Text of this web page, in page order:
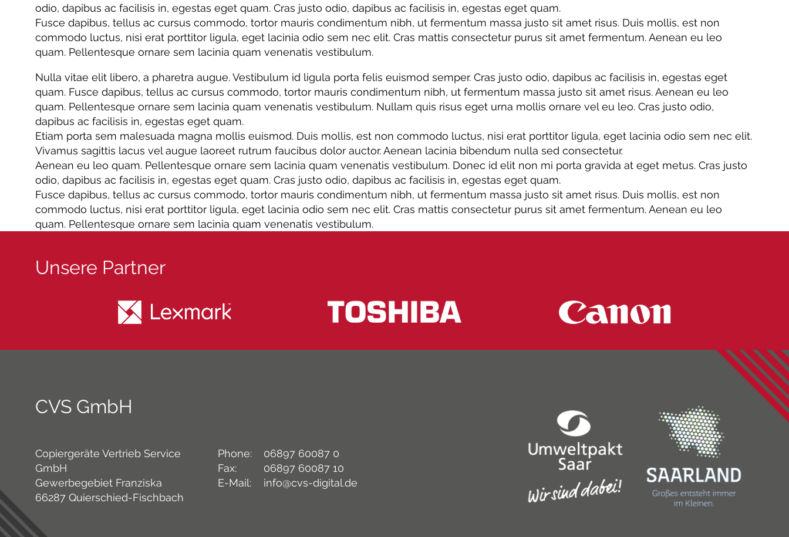
odio, dapibus ac facilisis in, egestas eget quam. Cras justo odio, dapibus ac facilisis in, egestas eget quam.
Fusce dapibus, tellus ac cursus commodo, tortor mauris condimentum nibh, ut fermentum massa justo sit amet risus. Duis mollis, est non
commodo luctus, nisi erat porttitor ligula, eget lacinia odio sem nec elit. Cras mattis consectetur purus sit amet fermentum. Aenean eu leo
quam. Pellentesque ornare sem lacinia quam venenatis vestibulum.
Nulla vitae elit libero, a pharetra augue. Vestibulum id ligula porta felis euismod semper. Cras justo odio, dapibus ac facilisis in, egestas eget
quam. Fusce dapibus, tellus ac cursus commodo, tortor mauris condimentum nibh, ut fermentum massa justo sit amet risus. Aenean eu leo
quam. Pellentesque ornare sem lacinia quam venenatis vestibulum. Nullam quis risus eget urna mollis ornare vel eu leo. Cras justo odio,
dapibus ac facilisis in, egestas eget quam.
Etiam porta sem malesuada magna mollis euismod. Duis mollis, est non commodo luctus, nisi erat porttitor ligula, eget lacinia odio sem nec elit.
Vivamus sagittis lacus vel augue laoreet rutrum faucibus dolor auctor. Aenean lacinia bibendum nulla sed consectetur.
Aenean eu leo quam. Pellentesque ornare sem lacinia quam venenatis vestibulum. Donec id elit non mi porta gravida at eget metus. Cras justo
odio, dapibus ac facilisis in, egestas eget quam. Cras justo odio, dapibus ac facilisis in, egestas eget quam.
Fusce dapibus, tellus ac cursus commodo, tortor mauris condimentum nibh, ut fermentum massa justo sit amet risus. Duis mollis, est non
commodo luctus, nisi erat porttitor ligula, eget lacinia odio sem nec elit. Cras mattis consectetur purus sit amet fermentum. Aenean eu leo
quam. Pellentesque ornare sem lacinia quam venenatis vestibulum.
Unsere Partner
CVS GmbH
Copiergeräte Vertrieb Service
GmbH
Gewerbegebiet Franziska
66287 Quierschied-Fischbach
Phone:
06897 60087 0
Fax:
06897 60087 10
E-Mail:
info@cvs-digital.de